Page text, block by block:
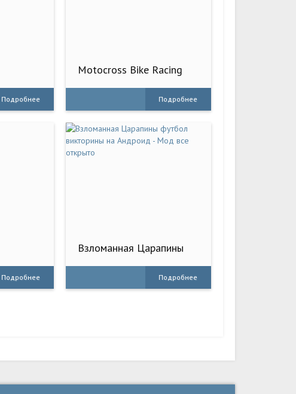
Подробнее
Motocross Bike Racing
Подробнее
Подробнее
Взломанная Царапины
Андроид - Мод всеПодробнее